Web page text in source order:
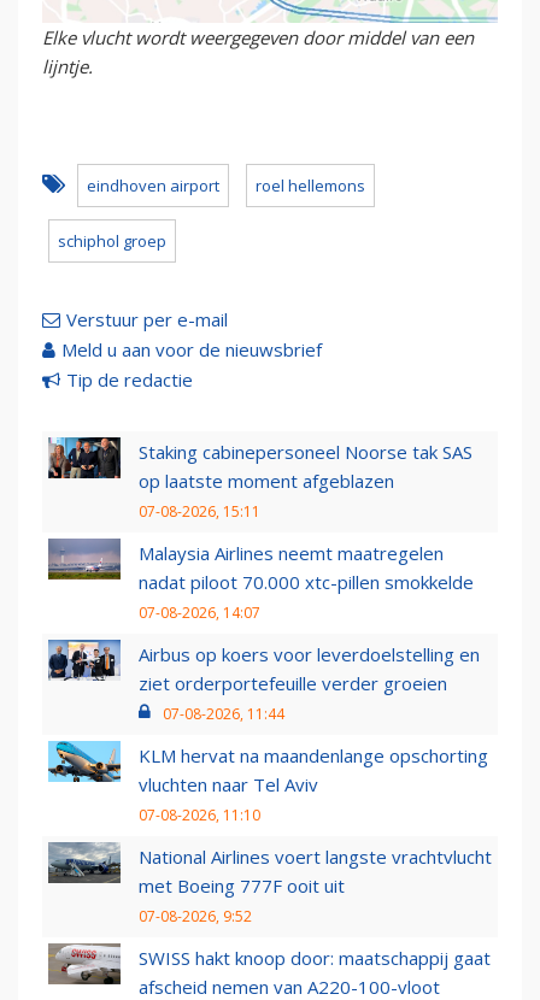
Elke vlucht wordt weergegeven door middel van een
lijntje.
eindhoven airport roel hellemons
schiphol groep
Verstuur per e-mail
Meld u aan voor de nieuwsbrief
Tip de redactie
Staking cabinepersoneel Noorse tak SAS
op laatste moment afgeblazen
07-08-2026, 15:11
Malaysia Airlines neemt maatregelen
nadat piloot 70.000 xtc-pillen smokkelde
07-08-2026, 14:07
Airbus op koers voor leverdoelstelling en
ziet orderportefeuille verder groeien
07-08-2026, 11:44
KLM hervat na maandenlange opschorting
vluchten naar Tel Aviv
07-08-2026, 11:10
National Airlines voert langste vrachtvlucht
met Boeing 777F ooit uit
07-08-2026, 9:52
SWISS hakt knoop door: maatschappij gaat
afscheid nemen van A220-100-vloot